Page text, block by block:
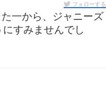
フォローする
一から、ジャニーズ
すみませんでし